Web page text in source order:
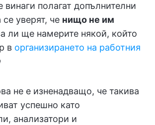
винаги полагат допълнителни
уверят, че нищо не им
ли ще намерите някой, който
в организирането на работния
не е изненадващо, че такива
успешно като
анализатори и